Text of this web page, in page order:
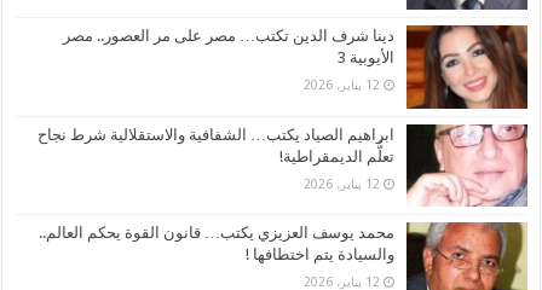
دينا شرف الدين تكتب… مصر على مر العصور.. مصر
الأيوبية 3
12 يناير، 2026
ابراهيم الصياد يكتب… الشفافية والاستقلالية شرط نجاح
تعلُّم الديمقراطية!
12 يناير، 2026
محمد يوسف العزيزي يكتب… قانون القوة يحكم العالم..
والسيادة يتم اختطافها !
12 يناير، 2026